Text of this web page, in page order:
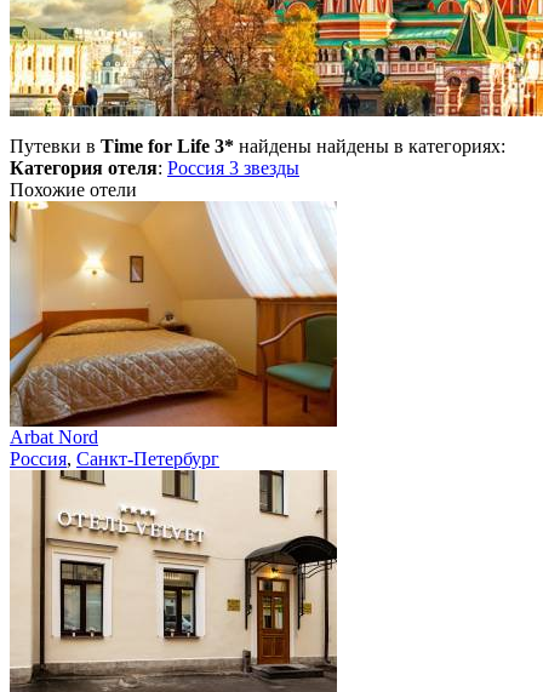
Путевки в Time for Life 3* найдены найдены в категориях:
Категория отеля: Россия 3 звезды
Похожие отели
Arbat Nord
Россия, Санкт-Петербург